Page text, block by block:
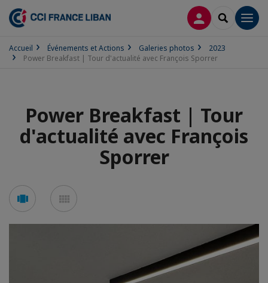
CONNEXION
Accueil Événements et Actions Galeries photos
2023
Power Breakfast | Tour d'actualité avec François Sporrer
Power Breakfast | Tour
d'actualité avec François
Sporrer
Voir
en
en